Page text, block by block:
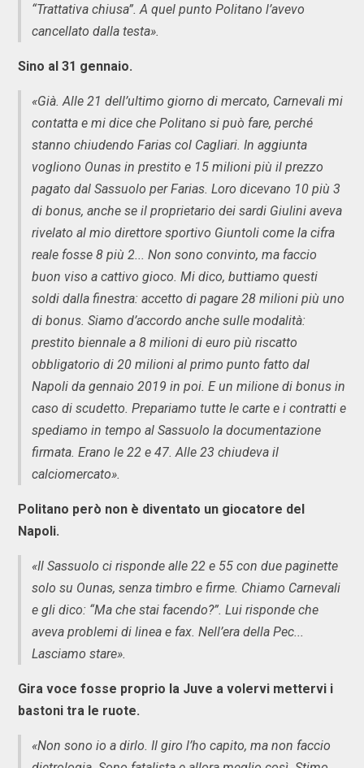
“Trattativa chiusa”. A quel punto Politano l’avevo
cancellato dalla testa».
Sino al 31 gennaio.
«Già. Alle 21 dell’ultimo giorno di mercato, Carnevali mi
contatta e mi dice che Politano si può fare, perché
stanno chiudendo Farias col Cagliari. In aggiunta
vogliono Ounas in prestito e 15 milioni più il prezzo
pagato dal Sassuolo per Farias. Loro dicevano 10 più 3
di bonus, anche se il proprietario dei sardi Giulini aveva
rivelato al mio direttore sportivo Giuntoli come la cifra
reale fosse 8 più 2... Non sono convinto, ma faccio
buon viso a cattivo gioco. Mi dico, buttiamo questi
soldi dalla finestra: accetto di pagare 28 milioni più uno
di bonus. Siamo d’accordo anche sulle modalità:
prestito biennale a 8 milioni di euro più riscatto
obbligatorio di 20 milioni al primo punto fatto dal
Napoli da gennaio 2019 in poi. E un milione di bonus in
caso di scudetto. Prepariamo tutte le carte e i contratti e
spediamo in tempo al Sassuolo la documentazione
firmata. Erano le 22 e 47. Alle 23 chiudeva il
calciomercato».
Politano però non è diventato un giocatore del
Napoli.
«Il Sassuolo ci risponde alle 22 e 55 con due paginette
solo su Ounas, senza timbro e firme. Chiamo Carnevali
e gli dico: “Ma che stai facendo?”. Lui risponde che
aveva problemi di linea e fax. Nell’era della Pec...
Lasciamo stare».
Gira voce fosse proprio la Juve a volervi mettervi i
bastoni tra le ruote.
«Non sono io a dirlo. Il giro l’ho capito, ma non faccio